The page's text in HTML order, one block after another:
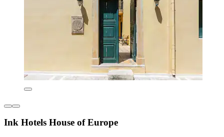
Ink Hotels House of Europe